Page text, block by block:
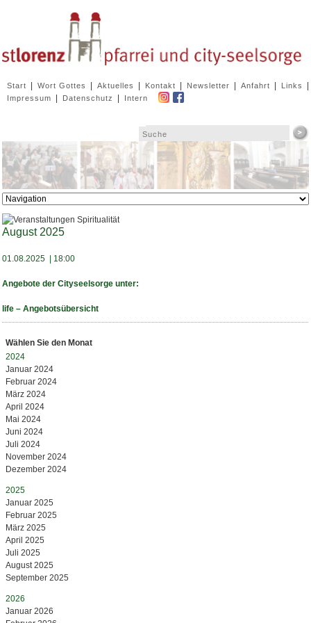
überspringen
Start Wort Gottes Aktuelles Kontakt Newsletter Anfahrt Links
Impressum Datenschutz Intern
Zielseite
August 2025
01.08.2025 | 18:00
Angebote der Cityseelsorge unter:
life – Angebotsübersicht
Wählen Sie den Monat
2024
Januar 2024
Februar 2024
März 2024
April 2024
Mai 2024
Juni 2024
Juli 2024
November 2024
Dezember 2024
2025
Januar 2025
Februar 2025
März 2025
April 2025
Juli 2025
August 2025
September 2025
2026
Januar 2026